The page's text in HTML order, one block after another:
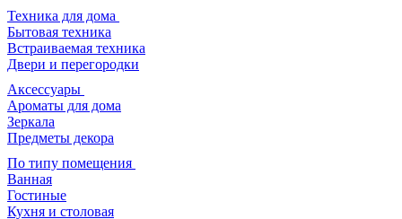
Техника для дома
Бытовая техника
Встраиваемая техника
Двери и перегородки
Аксессуары
Ароматы для дома
Зеркала
Предметы декора
По типу помещения
Ванная
Гостиные
Кухня и столовая